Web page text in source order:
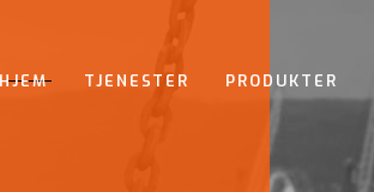
TJENESTER PRODUKTER